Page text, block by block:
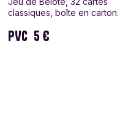
classiques, boîte en carton.
PVC 5 €